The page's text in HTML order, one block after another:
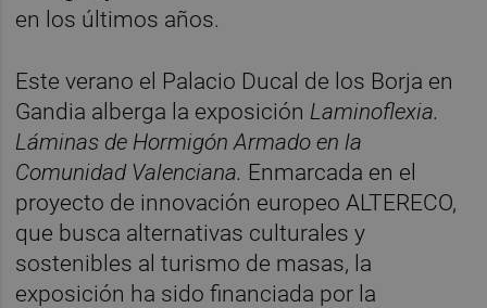
en los últimos años.
Este verano el Palacio Ducal de los Borja en
Gandia alberga la exposición Laminoflexia.
Láminas de Hormigón Armado en la
Comunidad Valenciana. Enmarcada en el
proyecto de innovación europeo ALTERECO,
que busca alternativas culturales y
sostenibles al turismo de masas, la
exposición ha sido financiada por la